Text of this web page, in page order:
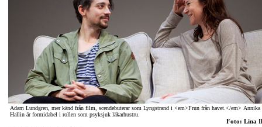
Adam Lundgren, mer känd från film, scendebuterar som Lyngstrand i <em>Frun från havet.</em> Annika
Hallin är formidabel i rollen som psyksjuk läkarhustru.
Foto: Lina